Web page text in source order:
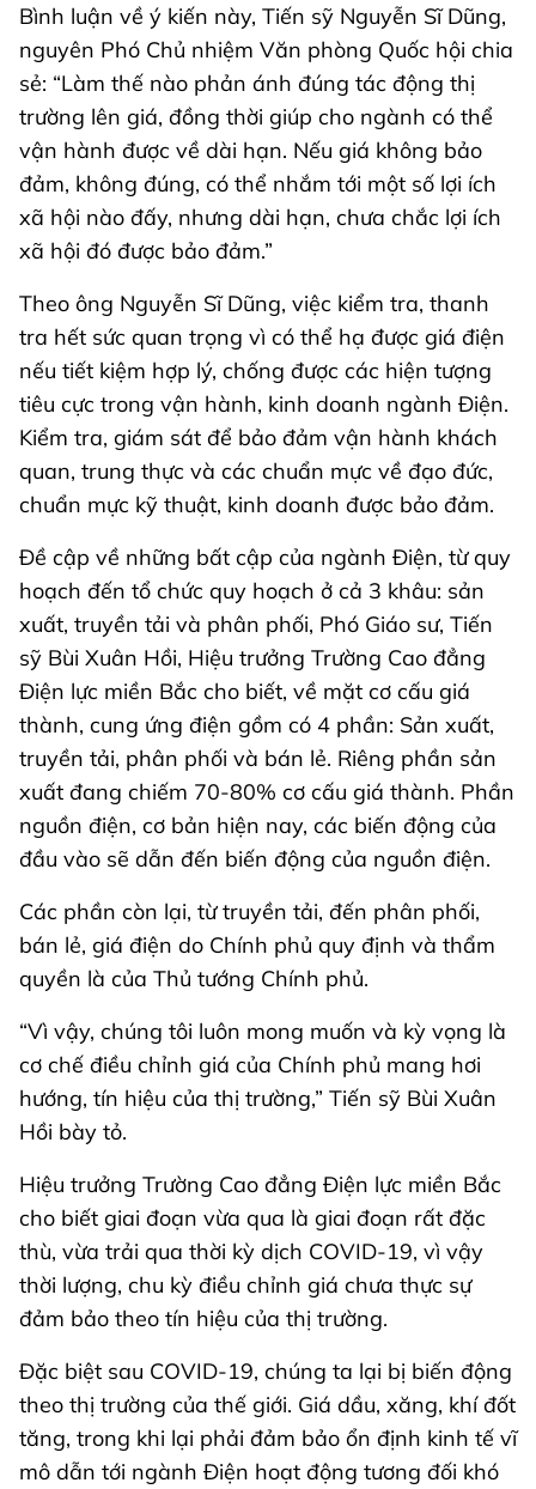
Bình luận về ý kiến này, Tiến sỹ Nguyễn Sĩ Dũng,
nguyên Phó Chủ nhiệm Văn phòng Quốc hội chia
sẻ: “Làm thế nào phản ánh đúng tác động thị
trường lên giá, đồng thời giúp cho ngành có thể
vận hành được về dài hạn. Nếu giá không bảo
đảm, không đúng, có thể nhắm tới một số lợi ích
xã hội nào đấy, nhưng dài hạn, chưa chắc lợi ích
xã hội đó được bảo đảm.”
Theo ông Nguyễn Sĩ Dũng, việc kiểm tra, thanh
tra hết sức quan trọng vì có thể hạ được giá điện
nếu tiết kiệm hợp lý, chống được các hiện tượng
tiêu cực trong vận hành, kinh doanh ngành Điện.
Kiểm tra, giám sát để bảo đảm vận hành khách
quan, trung thực và các chuẩn mực về đạo đức,
chuẩn mực kỹ thuật, kinh doanh được bảo đảm.
Đề cập về những bất cập của ngành Điện, từ quy
hoạch đến tổ chức quy hoạch ở cả 3 khâu: sản
xuất, truyền tải và phân phối, Phó Giáo sư, Tiến
sỹ Bùi Xuân Hồi, Hiệu trưởng Trường Cao đẳng
Điện lực miền Bắc cho biết, về mặt cơ cấu giá
thành, cung ứng điện gồm có 4 phần: Sản xuất,
truyền tải, phân phối và bán lẻ. Riêng phần sản
xuất đang chiếm 70-80% cơ cấu giá thành. Phần
nguồn điện, cơ bản hiện nay, các biến động của
đầu vào sẽ dẫn đến biến động của nguồn điện.
Các phần còn lại, từ truyền tải, đến phân phối,
bán lẻ, giá điện do Chính phủ quy định và thẩm
quyền là của Thủ tướng Chính phủ.
“Vì vậy, chúng tôi luôn mong muốn và kỳ vọng là
cơ chế điều chỉnh giá của Chính phủ mang hơi
hướng, tín hiệu của thị trường,” Tiến sỹ Bùi Xuân
Hồi bày tỏ.
Hiệu trưởng Trường Cao đẳng Điện lực miền Bắc
cho biết giai đoạn vừa qua là giai đoạn rất đặc
thù, vừa trải qua thời kỳ dịch COVID-19, vì vậy
thời lượng, chu kỳ điều chỉnh giá chưa thực sự
đảm bảo theo tín hiệu của thị trường.
Đặc biệt sau COVID-19, chúng ta lại bị biến động
theo thị trường của thế giới. Giá dầu, xăng, khí đốt
tăng, trong khi lại phải đảm bảo ổn định kinh tế vĩ
mô dẫn tới ngành Điện hoạt động tương đối khó